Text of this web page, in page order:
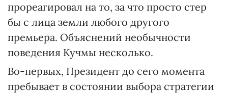
прореагировал на то, за что просто стер
бы с лица земли любого другого
премьера. Объяснений необычности
поведения Кучмы несколько.
Во-первых, Президент до сего момента
пребывает в состоянии выбора стратегии